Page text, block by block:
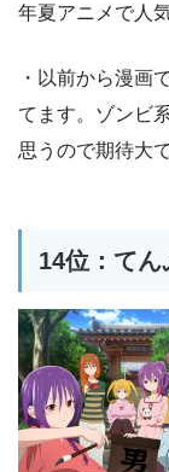
年夏アニメで人
・以前から漫画
てます。ゾンビ
思うので期待大で
14位：てん